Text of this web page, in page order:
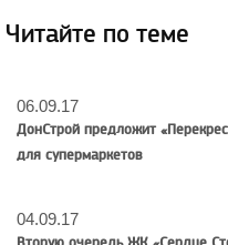
Читайте по теме
06.09.17
ДонСтрой предложит
для супермаркетов
04.09.17